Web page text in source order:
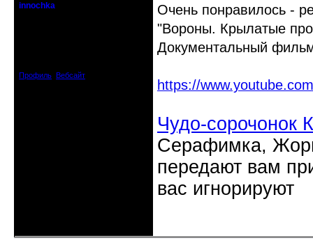
innochka
Профиль Вебсайт
Очень понравилось -
"Вороны. Крылатые
Документальный
https://
Чудо-сорочонок
Серафимка,
передают вам
вас игнорируют